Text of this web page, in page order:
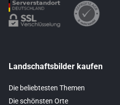
Landschaftsbilder kaufen
Die beliebtesten Themen
Die schönsten Orte